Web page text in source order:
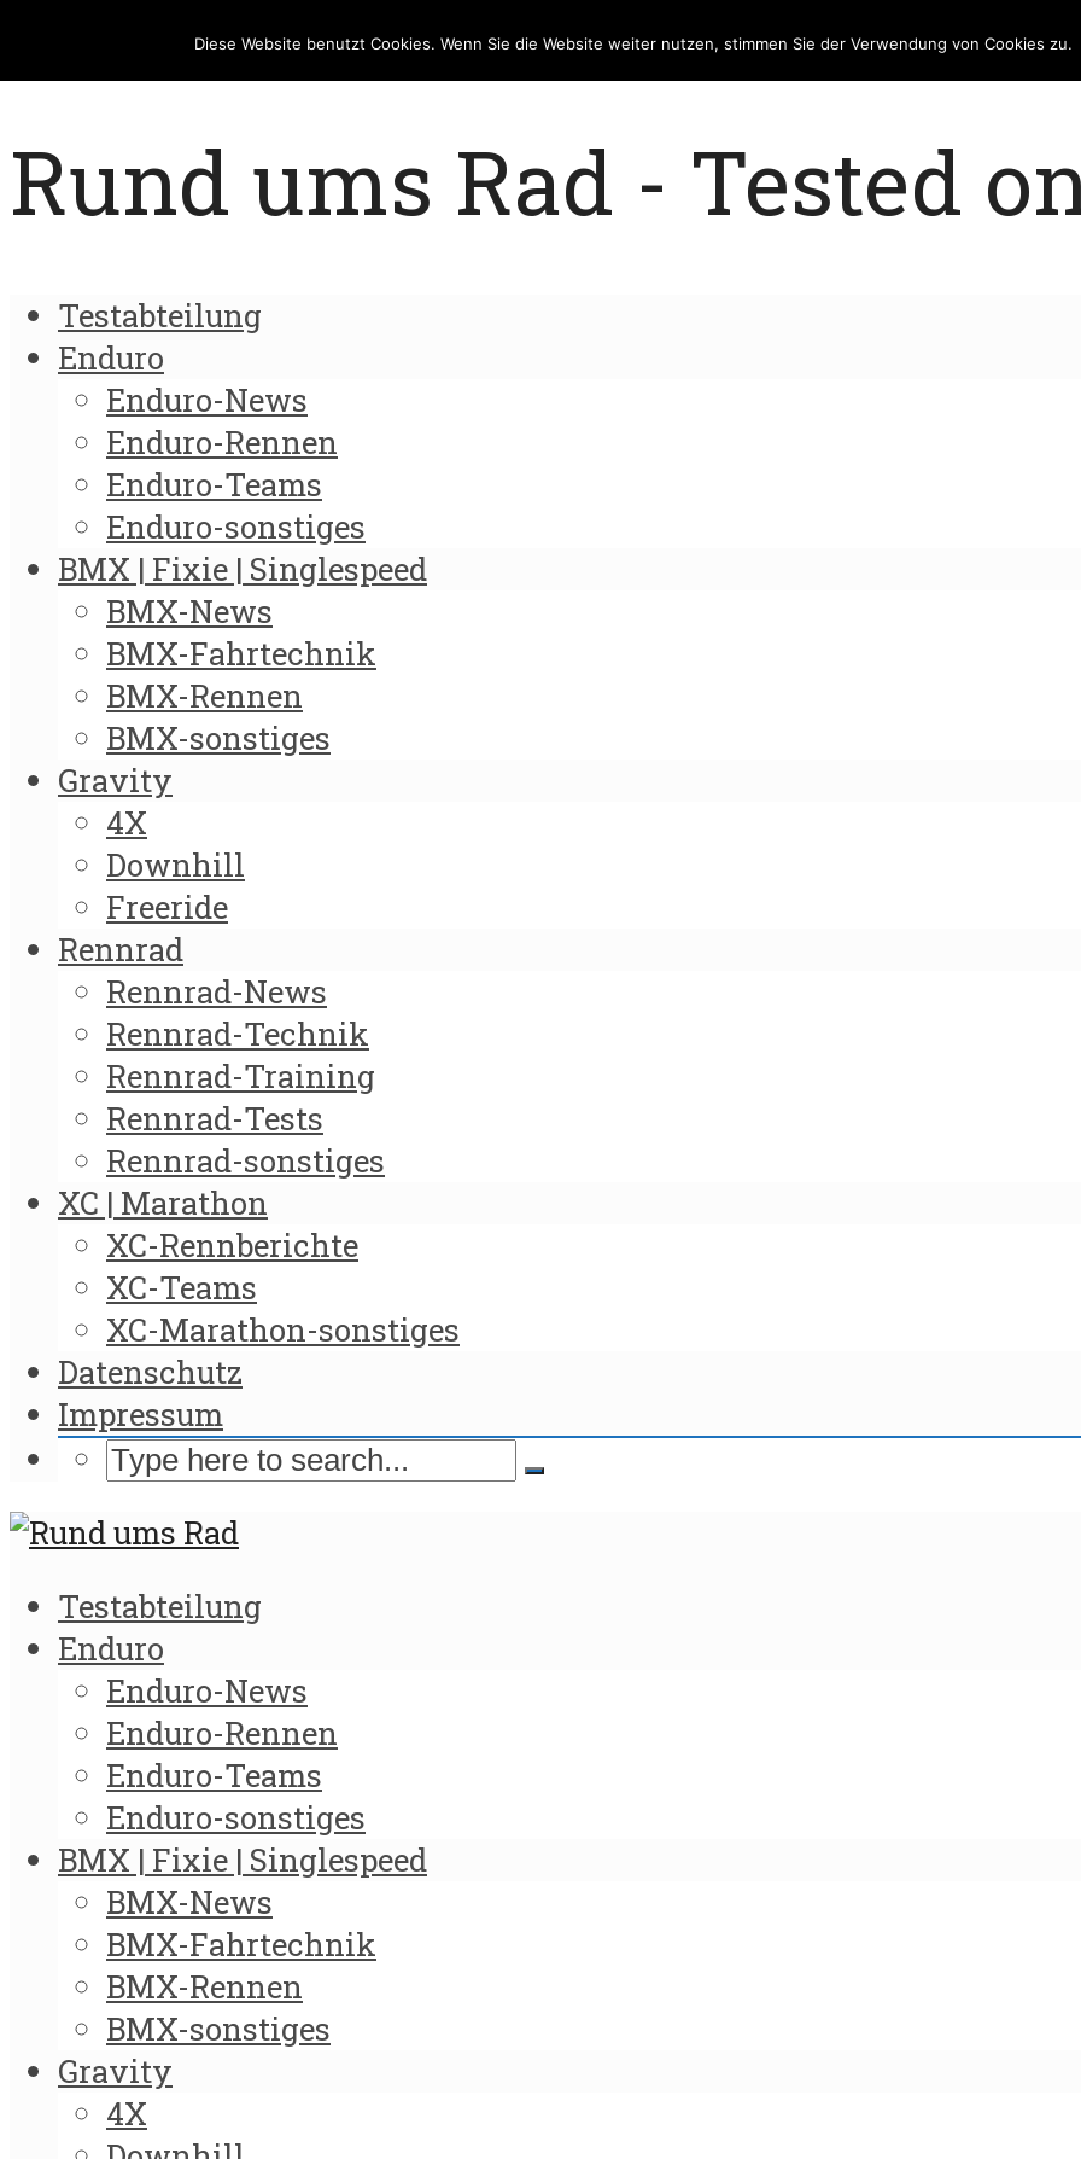
Rund ums Rad - Tested
Testabteilung
Enduro
Enduro-News
Enduro-Rennen
Enduro-Teams
Enduro-sonstiges
BMX | Fixie | Singlespeed
BMX-News
BMX-Fahrtechnik
BMX-Rennen
BMX-sonstiges
Gravity
4X
Downhill
Freeride
Rennrad
Rennrad-News
Rennrad-Technik
Rennrad-Training
Rennrad-Tests
Rennrad-sonstiges
XC | Marathon
XC-Rennberichte
XC-Teams
XC-Marathon-sonstiges
Datenschutz
Impressum
Testabteilung
Enduro
Enduro-News
Enduro-Rennen
Enduro-Teams
Enduro-sonstiges
BMX | Fixie | Singlespeed
BMX-News
BMX-Fahrtechnik
BMX-Rennen
BMX-sonstiges
Gravity
4X
Diese Website benutzt Cookies. Wenn Sie die Website weiter nutzen, stimmen Sie der Verwendung von Cookies zu.